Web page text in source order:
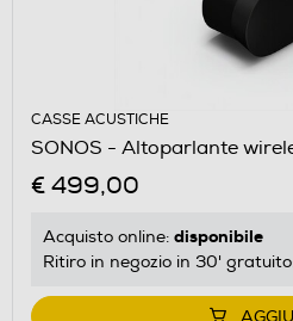
CASSE ACUSTICHE
SONOS - Altoparlante
€ 499,00
Acquisto online: disponibile
Ritiro in negozio in 30'